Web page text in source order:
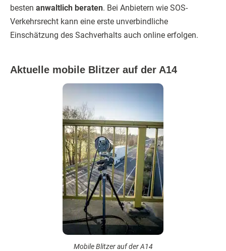
besten anwaltlich beraten. Bei Anbietern wie SOS-
Verkehrsrecht kann eine erste unverbindliche
Einschätzung des Sachverhalts auch online erfolgen.
Aktuelle mobile Blitzer auf der A14
Mobile Blitzer auf der A14